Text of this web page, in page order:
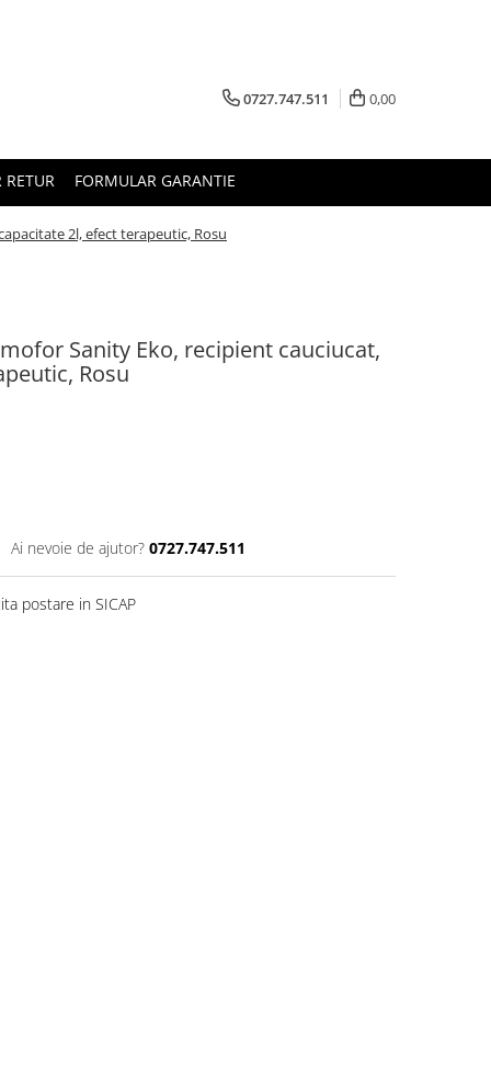
0727.747.511 0,00
RETUR FORMULAR GARANTIE
2l, efect terapeutic, Rosu
Sanity Eko, recipient cauciucat,
Rosu
Ai nevoie de ajutor? 0727.747.511
postare in SICAP